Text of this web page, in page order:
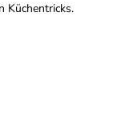
Küchentricks.